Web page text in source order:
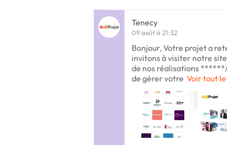
Tenecy
09 août à 21:32
Bonjour, Votre projet a
invitons à visiter notre
de nos réalisations
de gérer votre Voir tout